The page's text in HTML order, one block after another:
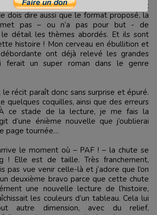
comme je le suis, ce n’est pas vraiment
dois dire aussi que le format proposé, la
pas – ou n’a pas pour but - de
détail les thèmes abordés. Et ils sont
histoire ! Mon cerveau en ébullition et
ont déjà relevé les grandes
ferait un super roman dans le genre
récit paraît donc sans surprise et épuré.
quelques coquilles, ainsi que des erreurs
ce stade de la lecture, je me fais la
d’une énième nouvelle que j’oublierai
page tournée…
le moment où – PAF ! – la chute se
! Elle est de taille. Très franchement,
pas vue venir celle-là et j’adore que l’on
deuxième bravo parce que cette chute
une nouvelle lecture de l’histoire,
les couleurs d’un tableau. Cela lui
autre dimension, avec du relief,